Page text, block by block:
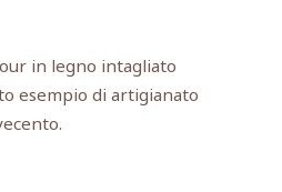
in legno intagliato
esempio di artigianato